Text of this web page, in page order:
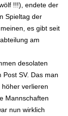
!!!), endete der
Spieltag der
es gibt seit
am
desolaten
SV. Das man
verlieren
Mannschaften
nun wirklich